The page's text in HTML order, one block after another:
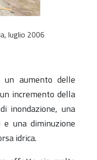
luglio 2006
aumento delle
incremento della
inondazione, una
e una diminuzione
idrica.